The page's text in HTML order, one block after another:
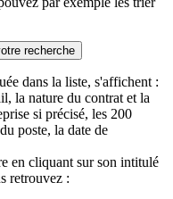
recherche
dans la liste, s'affichent :
la nature du contrat et la
si précisé, les 200
poste, la date de
en cliquant sur son intitulé
retrouvez :